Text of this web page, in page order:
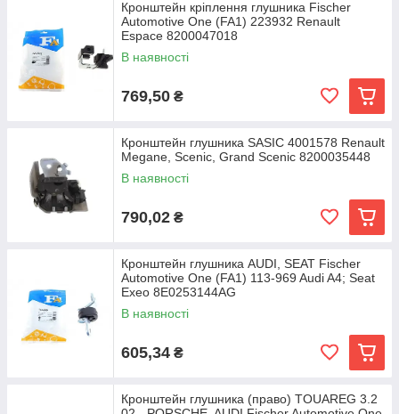
Кронштейн кріплення глушника Fischer
Automotive One (FA1) 223932 Renault
Espace 8200047018
В наявності
769,50 ₴
Кронштейн глушника SASIC 4001578 Renault
Megane, Scenic, Grand Scenic 8200035448
В наявності
790,02 ₴
Кронштейн глушника AUDI, SEAT Fischer
Automotive One (FA1) 113-969 Audi A4; Seat
Exeo 8E0253144AG
В наявності
605,34 ₴
Кронштейн глушника (право) TOUAREG 3.2